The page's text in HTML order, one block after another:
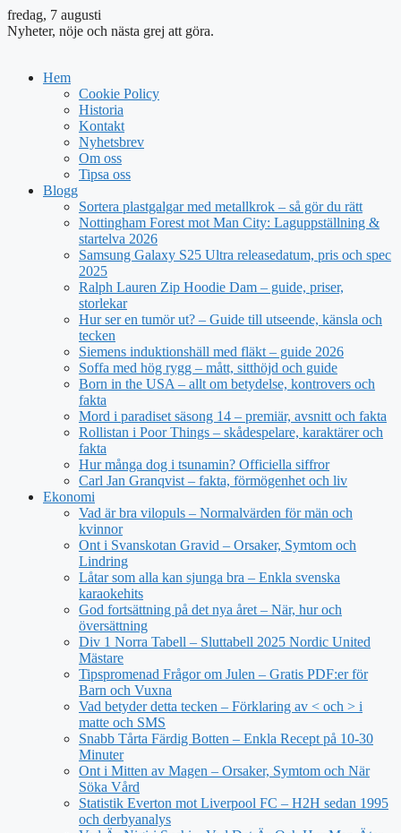
fredag, 7 augusti
Nyheter, nöje och nästa grej att göra.
Hem
Cookie Policy
Historia
Kontakt
Nyhetsbrev
Om oss
Tipsa oss
Blogg
Sortera plastgalgar med metallkrok – så gör du rätt
Nottingham Forest mot Man City: Laguppställning &
startelva 2026
Samsung Galaxy S25 Ultra releasedatum, pris och spec
2025
Ralph Lauren Zip Hoodie Dam – guide, priser,
storlekar
Hur ser en tumör ut? – Guide till utseende, känsla och
tecken
Siemens induktionshäll med fläkt – guide 2026
Soffa med hög rygg – mått, sitthöjd och guide
Born in the USA – allt om betydelse, kontrovers och
fakta
Mord i paradiset säsong 14 – premiär, avsnitt och fakta
Rollistan i Poor Things – skådespelare, karaktärer och
fakta
Hur många dog i tsunamin? Officiella siffror
Carl Jan Granqvist – fakta, förmögenhet och liv
Ekonomi
Vad är bra vilopuls – Normalvärden för män och
kvinnor
Ont i Svanskotan Gravid – Orsaker, Symtom och
Lindring
Låtar som alla kan sjunga bra – Enkla svenska
karaokehits
God fortsättning på det nya året – När, hur och
översättning
Div 1 Norra Tabell – Sluttabell 2025 Nordic United
Mästare
Tipspromenad Frågor om Julen – Gratis PDF:er för
Barn och Vuxna
Vad betyder detta tecken – Förklaring av < och > i
matte och SMS
Snabb Tårta Färdig Botten – Enkla Recept på 10-30
Minuter
Ont i Mitten av Magen – Orsaker, Symtom och När
Söka Vård
Statistik Everton mot Liverpool FC – H2H sedan 1995
och derbyanalys